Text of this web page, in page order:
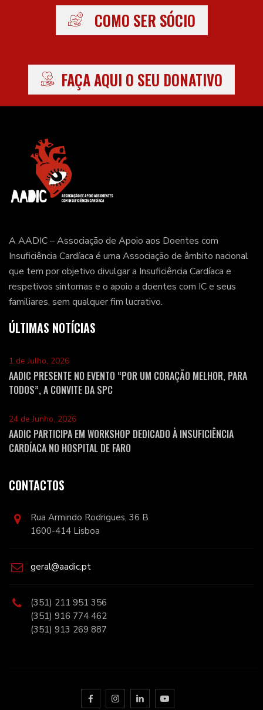
COMO SER SÓCIO
FAÇA AQUI O SEU DONATIVO
A AADIC – Associação de Apoio aos Doentes com
Insuficiência Cardíaca é uma Associação de âmbito nacional
que tem por objetivo divulgar a Insuficiência Cardíaca e
respetivos sintomas e o apoio a doentes com IC e seus
familiares, sem qualquer fim lucrativo.
ÚLTIMAS NOTÍCIAS
1 de Julho, 2026
AADIC PRESENTE NO EVENTO “POR UM CORAÇÃO MELHOR, PARA
TODOS”, A CONVITE DA SPC
24 de Junho, 2026
AADIC PARTICIPA EM WORKSHOP DEDICADO À INSUFICIÊNCIA
CARDÍACA NO HOSPITAL DE FARO
CONTACTOS
Rua Armindo Rodrigues, 36 B
1600-414 Lisboa
geral@aadic.pt
(351) 211 951 356
(351) 916 774 462
(351) 913 269 887